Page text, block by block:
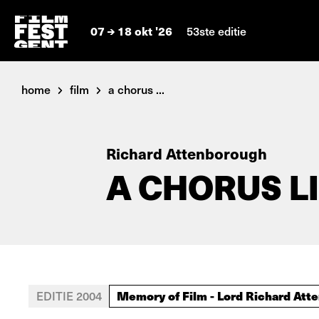
07 18 okt '26 53ste editie
home film a chorus ...
Richard Attenborough
A CHORUS
EDITIE 2004 Memory of Film - Lord Richard